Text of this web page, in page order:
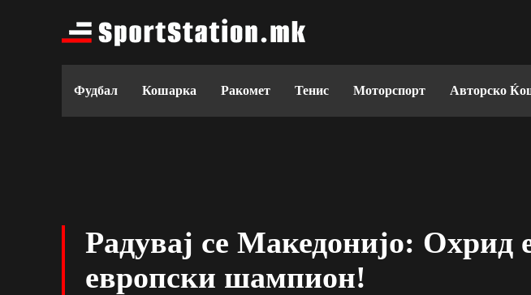
Фудбал Кошарка Ракомет Тенис Моторспорт Авторско
Радувај се Македонијо: Охрид
европски шампион!